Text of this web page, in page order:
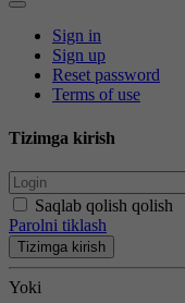
Sign in
Sign up
Reset password
Terms of use
Tizimga kirish
Saqlab qolish qolish
Parolni tiklash
Tizimga kirish
Yoki